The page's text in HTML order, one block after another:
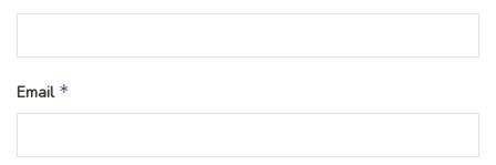
Email *